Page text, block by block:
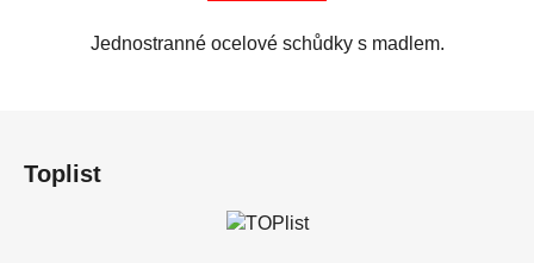
Jednostranné ocelové schůdky s madlem.
Toplist